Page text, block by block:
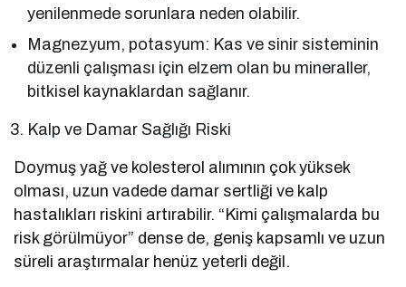
yenilenmede sorunlara neden olabilir.
Magnezyum, potasyum: Kas ve sinir sisteminin
düzenli çalışması için elzem olan bu mineraller,
bitkisel kaynaklardan sağlanır.
Kalp ve Damar Sağlığı Riski
Doymuş yağ ve kolesterol alımının çok yüksek
olması, uzun vadede damar sertliği ve kalp
hastalıkları riskini artırabilir. “Kimi çalışmalarda bu
risk görülmüyor” dense de, geniş kapsamlı ve uzun
süreli araştırmalar henüz yeterli değil.